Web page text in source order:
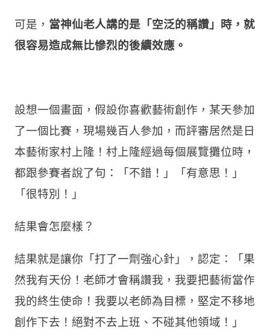
可是， 當神仙老人講的是「空泛的稱讚」時，就
很容易造成無比慘烈的後續效應。
設想一個畫面，假設你喜歡藝術創作，某天參加
了一個比賽，現場幾百人參加，而評審居然是日
本藝術家村上隆！村上隆經過每個展覽攤位時，
都跟參賽者說了句：「不錯！」「有意思！」
「很特別！」
結果會怎麼樣？
結果就是讓你「打了一劑強心針」，認定：「果
然我有天份！老師才會稱讚我，我要把藝術當作
我的終生使命！我要以老師為目標，堅定不移地
創作下去！絕對不去上班、不碰其他領域！」